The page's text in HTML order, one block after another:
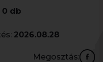
0 db
2026.08.28
Megosztás: